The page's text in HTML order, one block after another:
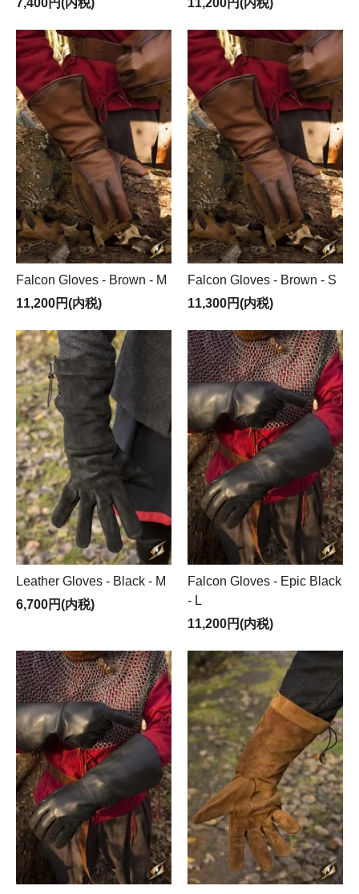
7,400円(内税)
11,200円(内税)
Falcon Gloves - Brown - M
11,200円(内税)
Falcon Gloves - Brown - S
11,300円(内税)
Leather Gloves - Black - M
6,700円(内税)
Falcon Gloves - Epic Black
- L
11,200円(内税)